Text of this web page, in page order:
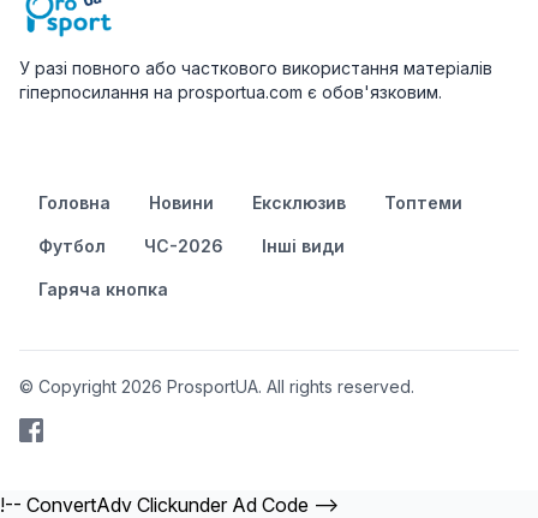
У разі повного або часткового використання матеріалів
гіперпосилання на prosportua.com є обов'язковим.
Головна Новини Ексклюзив Топтеми
Футбол ЧС-2026 Інші види
Гаряча кнопка
© Copyright 2026 ProsportUA. All rights reserved.
!-- ConvertAdv Clickunder Ad Code -->